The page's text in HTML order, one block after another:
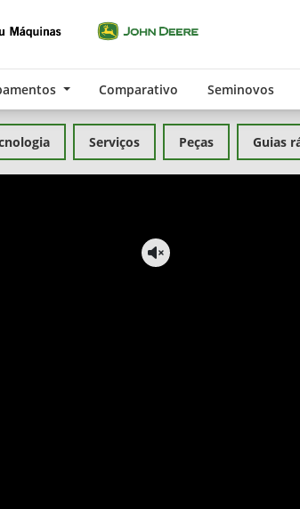
Comparativo Seminovos
Serviços Peças Guias